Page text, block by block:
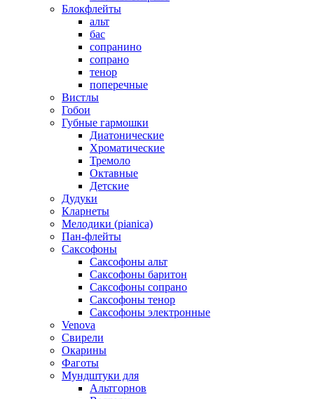
Блокфлейты
альт
бас
сопранино
сопрано
тенор
поперечные
Вистлы
Гобои
Губные гармошки
Диатонические
Хроматические
Тремоло
Октавные
Детские
Дудуки
Кларнеты
Мелодики (pianica)
Пан-флейты
Саксофоны
Саксофоны альт
Саксофоны баритон
Саксофоны сопрано
Саксофоны тенор
Саксофоны электронные
Venova
Свирели
Окарины
Фаготы
Мундштуки для
Альтгорнов